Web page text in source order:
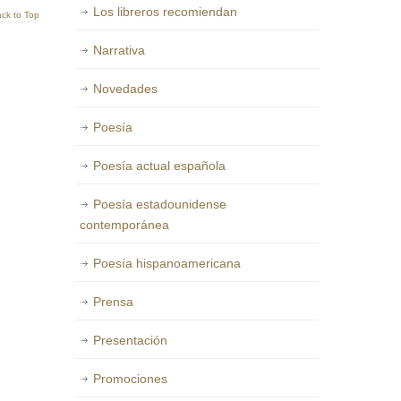
to Top Los libreros recomiendan
Narrativa
Novedades
Poesía
Poesía actual española
Poesía estadounidense
contemporánea
Poesía hispanoamericana
Prensa
Presentación
Promociones